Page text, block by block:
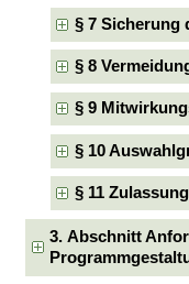
§ 7 Sicherung
§ 8
§ 9
§ 10
§ 11 Zulassung
3. Abschnitt